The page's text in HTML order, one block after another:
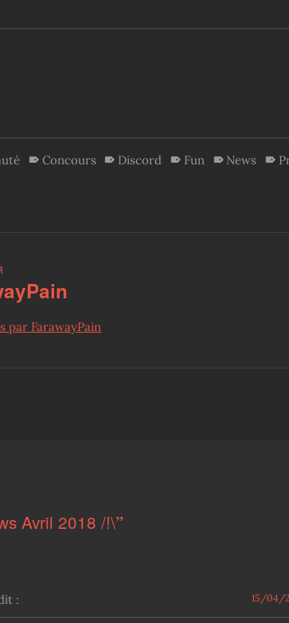
Concours Discord Fun News
par FarawayPain
Avril 2018 /!\”
: 15/04/